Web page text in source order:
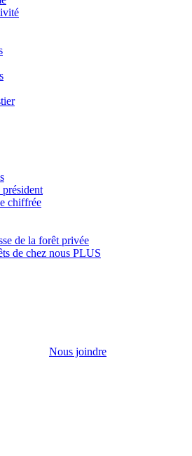
chiffrée
de la forêt privée
de chez nous PLUS
Nous joindre